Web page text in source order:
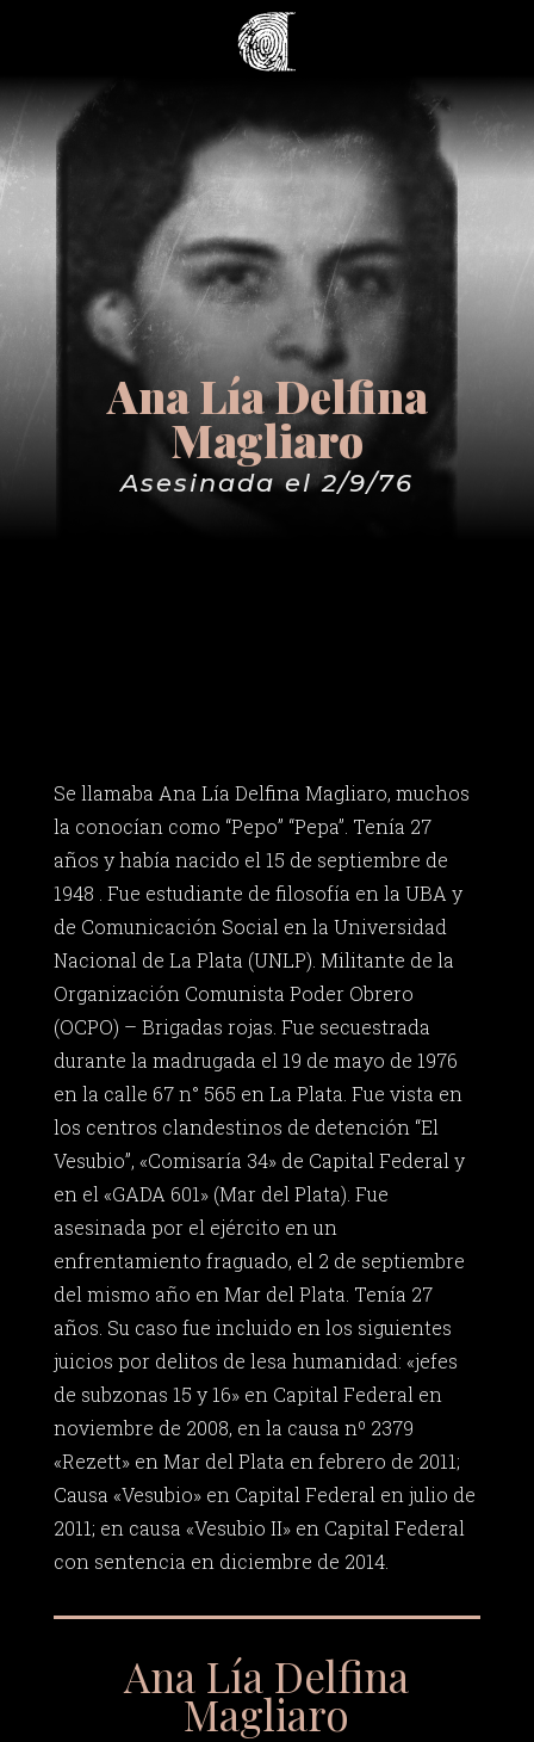
Ana Lía Delfina
Magliaro
Asesinada el 2/9/76
Se llamaba Ana Lía Delfina Magliaro, muchos
la conocían como “Pepo” “Pepa”. Tenía 27
años y había nacido el 15 de septiembre de
1948 . Fue estudiante de filosofía en la UBA y
de Comunicación Social en la Universidad
Nacional de La Plata (UNLP). Militante de la
Organización Comunista Poder Obrero
(OCPO) – Brigadas rojas. Fue secuestrada
durante la madrugada el 19 de mayo de 1976
en la calle 67 n° 565 en La Plata. Fue vista en
los centros clandestinos de detención “El
Vesubio”, «Comisaría 34» de Capital Federal y
en el «GADA 601» (Mar del Plata). Fue
asesinada por el ejército en un
enfrentamiento fraguado, el 2 de septiembre
del mismo año en Mar del Plata. Tenía 27
años. Su caso fue incluido en los siguientes
juicios por delitos de lesa humanidad: «jefes
de subzonas 15 y 16» en Capital Federal en
noviembre de 2008, en la causa nº 2379
«Rezett» en Mar del Plata en febrero de 2011;
Causa «Vesubio» en Capital Federal en julio de
2011; en causa «Vesubio II» en Capital Federal
con sentencia en diciembre de 2014.
Ana Lía Delfina
Magliaro